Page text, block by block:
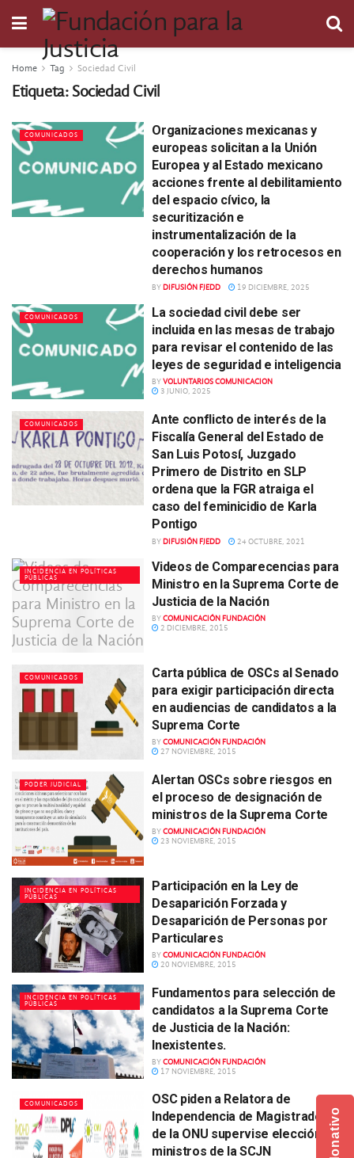
Home Tag Sociedad Civil
Etiqueta: Sociedad Civil
COMUNICADOS
Organizaciones mexicanas y
europeas solicitan a la Unión
Europea y al Estado mexicano
acciones frente al debilitamiento
del espacio cívico, la
securitización e
instrumentalización de la
cooperación y los retrocesos en
derechos humanos
BY DIFUSIÓN FJEDD 19 DICIEMBRE, 2025
COMUNICADOS
La sociedad civil debe ser
incluida en las mesas de trabajo
para revisar el contenido de las
leyes de seguridad e inteligencia
BYVOLUNTARIOS COMUNICACION
3 JUNIO, 2025
COMUNICADOS
Ante conflicto de interés de la
Fiscalía General del Estado de
San Luis Potosí, Juzgado
Primero de Distrito en SLP
ordena que la FGR atraiga el
caso del feminicidio de Karla
Pontigo
BY DIFUSIÓN FJEDD 24 OCTUBRE, 2021
INCIDENCIA EN POLÍTICAS
PÚBLICAS
Videos de Comparecencias para
Ministro en la Suprema Corte de
Justicia de la Nación
BYCOMUNICACIÓN FUNDACIÓN
2 DICIEMBRE, 2015
COMUNICADOS
Carta pública de OSCs al Senado
para exigir participación directa
en audiencias de candidatos a la
Suprema Corte
BYCOMUNICACIÓN FUNDACIÓN
27 NOVIEMBRE, 2015
PODER JUDICIAL
Alertan OSCs sobre riesgos en
el proceso de designación de
ministros de la Suprema Corte
BYCOMUNICACIÓN FUNDACIÓN
23 NOVIEMBRE, 2015
INCIDENCIA EN POLÍTICAS
PÚBLICAS
Participación en la Ley de
Desaparición Forzada y
Desaparición de Personas por
Particulares
BYCOMUNICACIÓN FUNDACIÓN
20 NOVIEMBRE, 2015
INCIDENCIA EN POLÍTICAS
PÚBLICAS
Fundamentos para selección de
candidatos a la Suprema Corte
de Justicia de la Nación:
Inexistentes.
BYCOMUNICACIÓN FUNDACIÓN
17 NOVIEMBRE, 2015
COMUNICADOS
OSC piden a Relatora de
Independencia de Magistrados
de la ONU supervise elección de
ministros de la SCJN